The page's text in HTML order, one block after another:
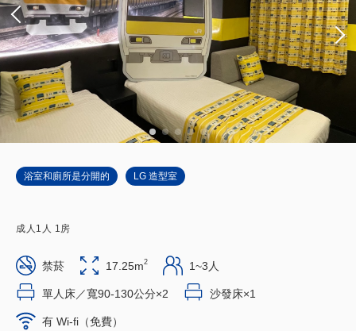
浴室和廁所是分開的 LG 造型室
成人 1 人 1房
禁菸 17.25m2 1~3人
單人床／寬90-130公分×2 沙發床×1
有 Wi-fi（免費）